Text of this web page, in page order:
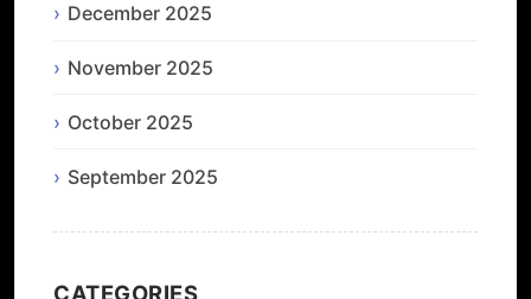
December 2025
November 2025
October 2025
September 2025
CATEGORIES